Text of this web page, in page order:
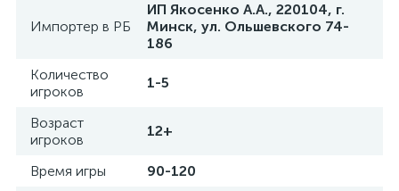
Импортер в РБ
ИП Якосенко А.А., 220104, г.
Минск, ул. Ольшевского 74-
186
Количество
игроков
1-5
Возраст
игроков
12+
Время игры 90-120